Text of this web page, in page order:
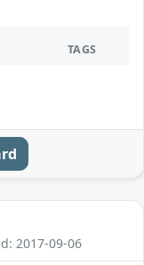
TAGS
2017-09-06